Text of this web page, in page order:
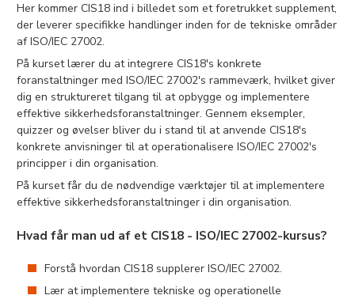
Her kommer CIS18 ind i billedet som et foretrukket supplement,
der leverer specifikke handlinger inden for de tekniske områder
af ISO/IEC 27002.
På kurset lærer du at integrere CIS18's konkrete
foranstaltninger med ISO/IEC 27002's rammeværk, hvilket giver
dig en struktureret tilgang til at opbygge og implementere
effektive sikkerhedsforanstaltninger. Gennem eksempler,
quizzer og øvelser bliver du i stand til at anvende CIS18's
konkrete anvisninger til at operationalisere ISO/IEC 27002's
principper i din organisation.
På kurset får du de nødvendige værktøjer til at implementere
effektive sikkerhedsforanstaltninger i din organisation.
Hvad får man ud af et CIS18 - ISO/IEC 27002-kursus?
Forstå hvordan CIS18 supplerer ISO/IEC 27002.
Lær at implementere tekniske og operationelle